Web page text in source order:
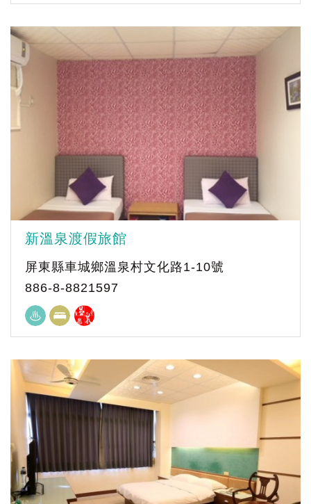
新溫泉渡假旅館
屏東縣車城鄉溫泉村文化路1-10號
886-8-8821597